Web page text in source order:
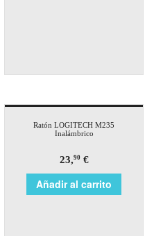
Ratón LOGITECH M235
Inalámbrico
23,90€
Añadir al carrito